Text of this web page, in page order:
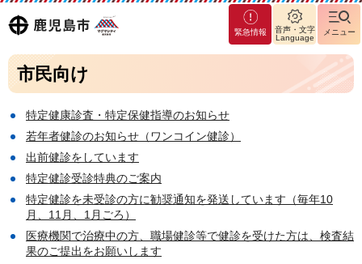
鹿児島
市
マグ
マシ
ティ
島市
緊急情報
音声・文字
Language
メニュー
市民向け
特定健康診査・特定保健指導のお知らせ
若年者健診のお知らせ（ワンコイン健診）
出前健診をしています
特定健診受診特典のご案内
特定健診を未受診の方に勧奨通知を発送しています（毎年10
月、11月、1月ごろ）
医療機関で治療中の方、職場健診等で健診を受けた方は、検査結
果のご提出をお願いします